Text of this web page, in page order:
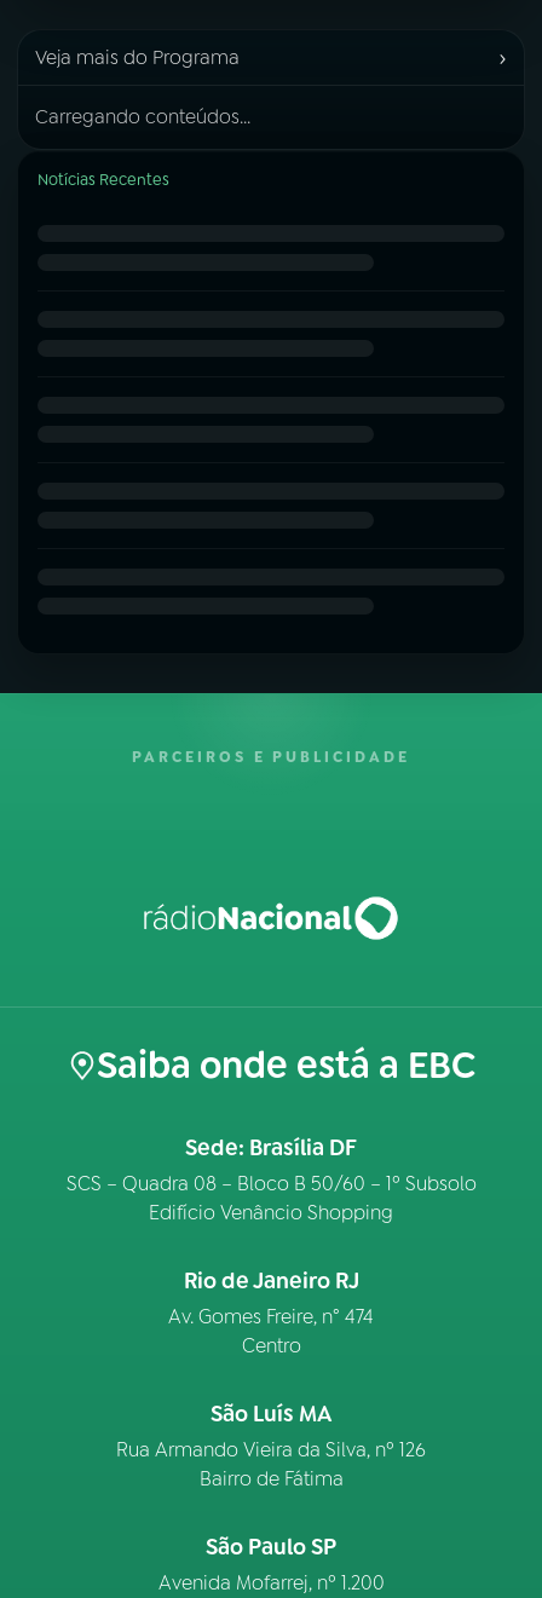
Veja mais do Programa ›
Carregando conteúdos...
Notícias Recentes
PARCEIROS E PUBLICIDADE
Saiba onde está a EBC
Sede: Brasília DF
SCS – Quadra 08 – Bloco B 50/60 – 1º Subsolo
Edifício Venâncio Shopping
Rio de Janeiro RJ
Av. Gomes Freire, n° 474
Centro
São Luís MA
Rua Armando Vieira da Silva, nº 126
Bairro de Fátima
São Paulo SP
Avenida Mofarrej, nº 1.200